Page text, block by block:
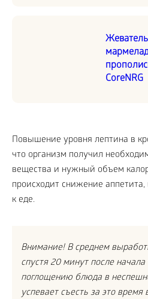
CoreNRG
Повышение уровня лептина в
что организм получил
вещества и нужный объем
происходит снижение аппетита,
к еде.
Внимание! В среднем
спустя 20 минут после
поглощению блюда в
успевает съесть за это